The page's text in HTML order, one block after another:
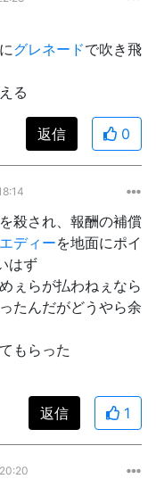
グレネードで吹き飛
る
返信 0
殺され、報酬の補償
エディーを地面にポイ
はず
ぇらが払わねぇなら
たんだがどうやら余
もらった
返信
1